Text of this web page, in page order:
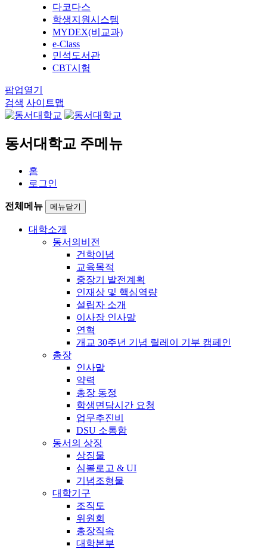
다코다스
학생지원시스템
MYDEX(비교과)
e-Class
민석도서관
CBT시험
팝업열기
검색 사이트맵
동서대학교 주메뉴
홈
로그인
전체메뉴 메뉴닫기
대학소개
동서의비전
건학이념
교육목적
중장기 발전계획
인재상 및 핵심역량
설립자 소개
이사장 인사말
연혁
개교 30주년 기념 릴레이 기부 캠페인
총장
인사말
약력
총장 동정
학생면담시간 요청
업무추진비
DSU 소통함
동서의 상징
상징물
심볼로고 & UI
기념조형물
대학기구
조직도
위원회
총장직속
대학본부